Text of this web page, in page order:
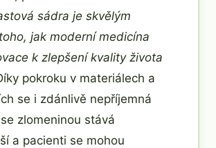
sádra je skvělým
jak moderní medicína
k zlepšení kvality života
pokroku v materiálech a
se i zdánlivě nepříjemná
zlomeninou stává
a pacienti se mohou